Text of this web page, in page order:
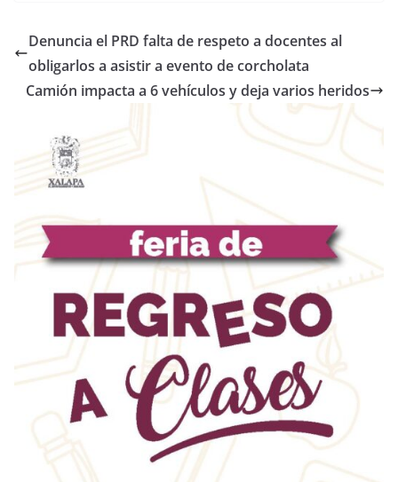
Denuncia el PRD falta de respeto a docentes al
obligarlos a asistir a evento de corcholata
Camión impacta a 6 vehículos y deja varios heridos